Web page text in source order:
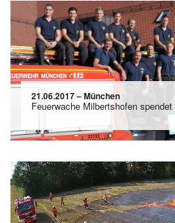
21.06.2017 – München
Feuerwache Milbertshofen